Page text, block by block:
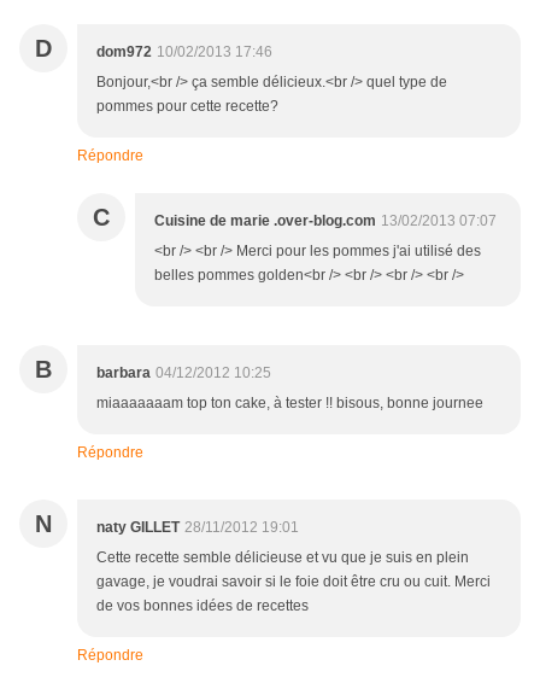
D dom972 10/02/2013 17:46
Bonjour,<br /> ça semble délicieux.<br /> quel type de
pommes pour cette recette?
Répondre
C Cuisine de marie .over-blog.com 13/02/2013 07:07
<br /> <br /> Merci pour les pommes j'ai utilisé des
belles pommes golden<br /> <br /> <br /> <br />
B barbara 04/12/2012 10:25
miaaaaaaam top ton cake, à tester !! bisous, bonne journee
Répondre
N naty GILLET 28/11/2012 19:01
Cette recette semble délicieuse et vu que je suis en plein
gavage, je voudrai savoir si le foie doit être cru ou cuit. Merci
de vos bonnes idées de recettes
Répondre